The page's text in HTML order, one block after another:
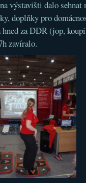
výstavišti dalo sehnat
doplňky pro
za DDR (jop,
zavíralo.